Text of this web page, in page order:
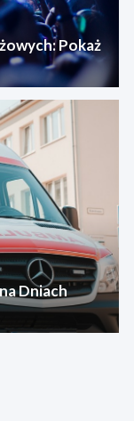
Pokaż
Dniach